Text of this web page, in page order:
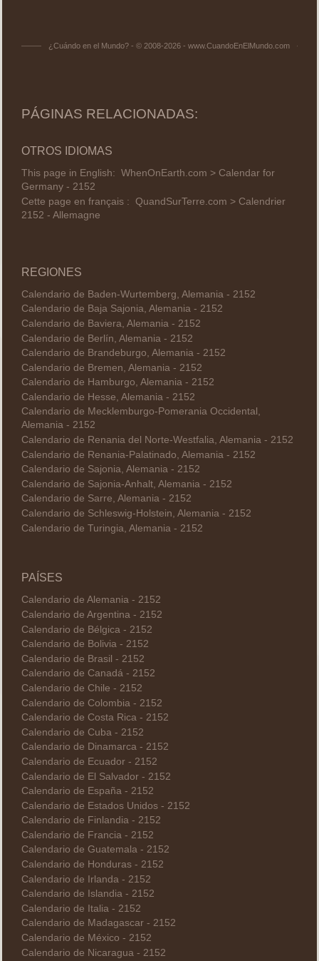
¿Cuándo en el Mundo? - © 2008-2026 - www.CuandoEnElMundo.com
PÁGINAS RELACIONADAS:
OTROS IDIOMAS
This page in English: WhenOnEarth.com > Calendar for
Germany - 2152
Cette page en français : QuandSurTerre.com > Calendrier
2152 - Allemagne
REGIONES
Calendario de Baden-Wurtemberg, Alemania - 2152
Calendario de Baja Sajonia, Alemania - 2152
Calendario de Baviera, Alemania - 2152
Calendario de Berlín, Alemania - 2152
Calendario de Brandeburgo, Alemania - 2152
Calendario de Bremen, Alemania - 2152
Calendario de Hamburgo, Alemania - 2152
Calendario de Hesse, Alemania - 2152
Calendario de Mecklemburgo-Pomerania Occidental,
Alemania - 2152
Calendario de Renania del Norte-Westfalia, Alemania - 2152
Calendario de Renania-Palatinado, Alemania - 2152
Calendario de Sajonia, Alemania - 2152
Calendario de Sajonia-Anhalt, Alemania - 2152
Calendario de Sarre, Alemania - 2152
Calendario de Schleswig-Holstein, Alemania - 2152
Calendario de Turingia, Alemania - 2152
PAÍSES
Calendario de Alemania - 2152
Calendario de Argentina - 2152
Calendario de Bélgica - 2152
Calendario de Bolivia - 2152
Calendario de Brasil - 2152
Calendario de Canadá - 2152
Calendario de Chile - 2152
Calendario de Colombia - 2152
Calendario de Costa Rica - 2152
Calendario de Cuba - 2152
Calendario de Dinamarca - 2152
Calendario de Ecuador - 2152
Calendario de El Salvador - 2152
Calendario de España - 2152
Calendario de Estados Unidos - 2152
Calendario de Finlandia - 2152
Calendario de Francia - 2152
Calendario de Guatemala - 2152
Calendario de Honduras - 2152
Calendario de Irlanda - 2152
Calendario de Islandia - 2152
Calendario de Italia - 2152
Calendario de Madagascar - 2152
Calendario de México - 2152
Calendario de Nicaragua - 2152